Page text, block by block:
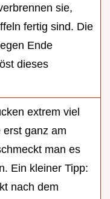
sie,
fertig sind. Die
Ende
dieses
extrem viel
erst ganz am
man es
Ein kleiner Tipp:
nach dem